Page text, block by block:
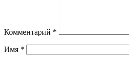
Комментарий *
Имя *